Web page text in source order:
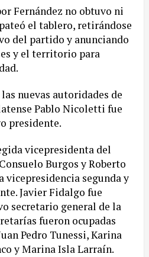
Fernández no obtuvo ni
el tablero, retirándose
del partido y anunciando
y el territorio para
nuevas autoridades de
Pablo Nicoletti fue
presidente.
vicepresidenta del
Burgos y Roberto
vicepresidencia segunda y
Javier Fidalgo fue
secretario general de la
fueron ocupadas
Pedro Tunessi, Karina
y Marina Isla Larraín.